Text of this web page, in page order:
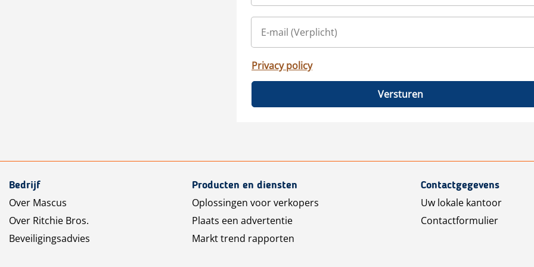
Privacy policy
Versturen
Bedrijf
Over Mascus
Over Ritchie Bros.
Beveiligingsadvies
Producten en diensten
Oplossingen voor verkopers
Plaats een advertentie
Markt trend rapporten
Contactgegevens
Uw lokale kantoor
Contactformulier